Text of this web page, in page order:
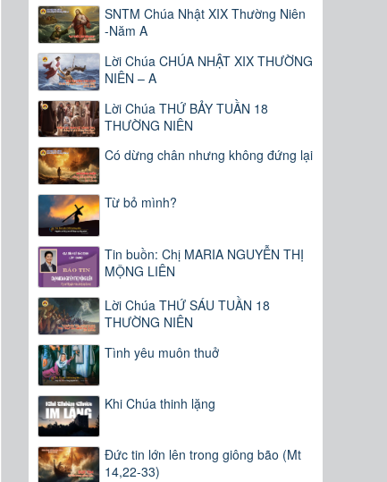
SNTM Chúa Nhật XIX Thường Niên
-Năm A
Lời Chúa CHÚA NHẬT XIX THƯỜNG
NIÊN – A
Lời Chúa THỨ BẢY TUẦN 18
THƯỜNG NIÊN
Có dừng chân nhưng không đứng lại
Từ bỏ mình?
Tin buồn: Chị MARIA NGUYỄN THỊ
MỘNG LIÊN
Lời Chúa THỨ SÁU TUẦN 18
THƯỜNG NIÊN
Tình yêu muôn thuở
Khi Chúa thinh lặng
Đức tin lớn lên trong giông bão (Mt
14,22-33)